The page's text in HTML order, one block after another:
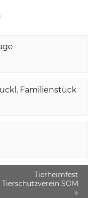
Familienstück
Tierheimfest
Tierschutzverein SOM
»